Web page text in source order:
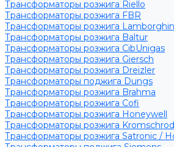
Трансформаторы розжига Riello
Трансформаторы розжига FBR
Трансформаторы розжига
Трансформаторы розжига Baltur
Трансформаторы розжига CibUnigas
Трансформаторы розжига Giersch
Трансформаторы розжига Dreizler
Трансформаторы поджига Dungs
Трансформаторы розжига Brahma
Трансформаторы розжига Cofi
Трансформаторы розжига Honeywell
Трансформаторы розжига
Трансформаторы розжига Satronic /